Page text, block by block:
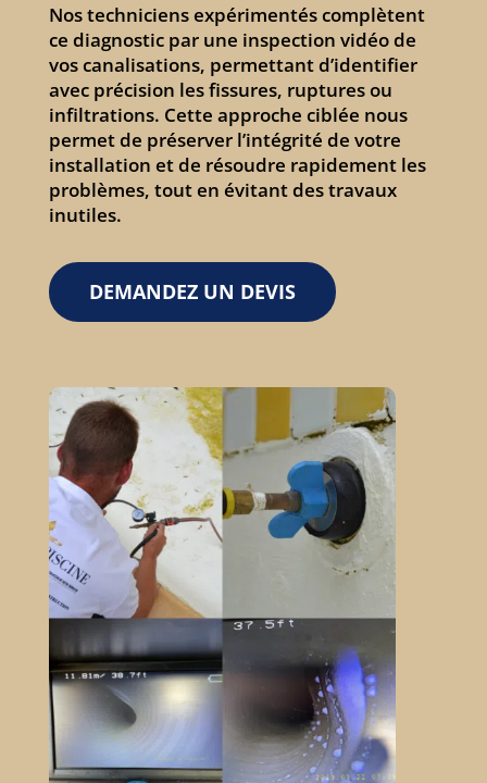
Nos techniciens expérimentés complètent
ce diagnostic par une inspection vidéo de
vos canalisations, permettant d’identifier
avec précision les fissures, ruptures ou
infiltrations. Cette approche ciblée nous
permet de préserver l’intégrité de votre
installation et de résoudre rapidement les
problèmes, tout en évitant des travaux
inutiles.
DEMANDEZ UN DEVIS